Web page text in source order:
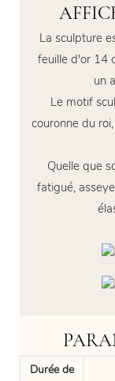
La sculpture
feuille d'or 14
un
Le motif
couronne du
Quelle que
fatigué,
Durée de